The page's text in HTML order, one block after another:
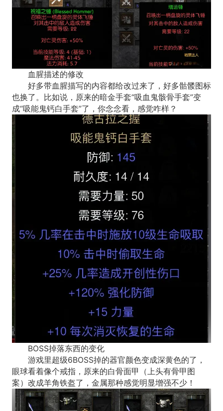
血腥描述的修改
好多带血腥描写的内容都给改过来了，好多骷髅图标
也换了。比如说，原来的暗金手套“吸血鬼骸骨手套”变
成“吸能鬼钙白手套”了，你念念看，感觉咋样？
BOSS掉落东西的变化
游戏里超级6BOSS掉的器官颜色变成深黄色的了，
眼球看着像个戒指，原来的白骨面甲（上头有骨甲图
案）改成羊角铁盔了，金属那种感觉明显增强不少！